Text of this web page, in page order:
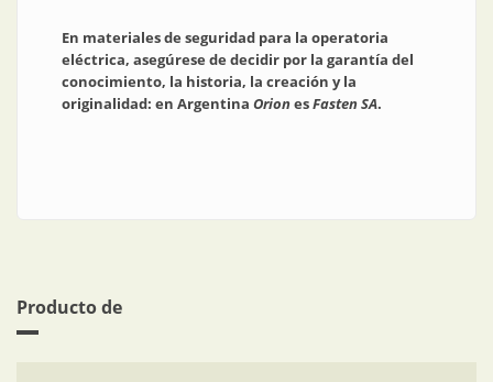
En materiales de seguridad para la operatoria
eléctrica, asegúrese de decidir por la garantía del
conocimiento, la historia, la creación y la
originalidad: en Argentina Orion esFasten SA.
Producto de